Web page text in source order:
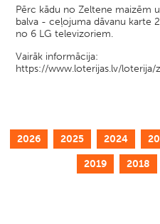
Pērc kādu no Zeltene maizēm
balva - ceļojuma dāvanu karte
no 6 LG televizoriem.
Vairāk informācija:
https://www.loterijas.lv/
2026 2025 2024
2019 2018